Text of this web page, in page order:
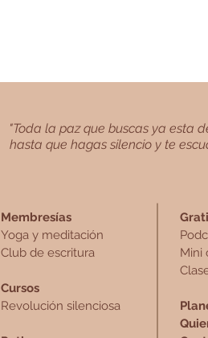
"Toda la paz que buscas ya esta
hasta que hagas silencio y te
Membresías
Yoga y meditación
Club de escritura
Cursos
Revolución silenciosa
Mini